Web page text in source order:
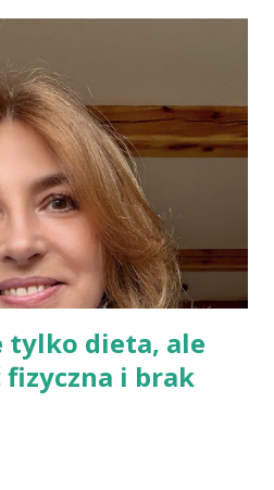
pieczywa na drożdżach czy
nie obciążają żołądka kwasem i
prapradziadów możemy także
chleb. Najprostszy przepis na
i trochę soli. Z tych składników
w takiej ilości, aby ciasto nie kleiło
tylko dieta, ale
i brak